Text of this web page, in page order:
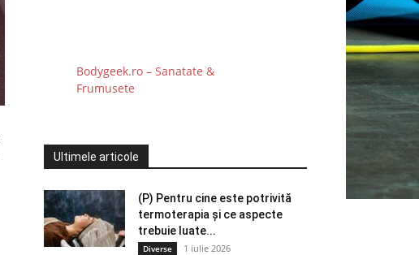
Bodygeek.ro – Sanatate &
Frumusete
Ultimele articole
(P) Pentru cine este potrivită
termoterapia și ce aspecte
trebuie luate...
Diverse 1 iulie 2026